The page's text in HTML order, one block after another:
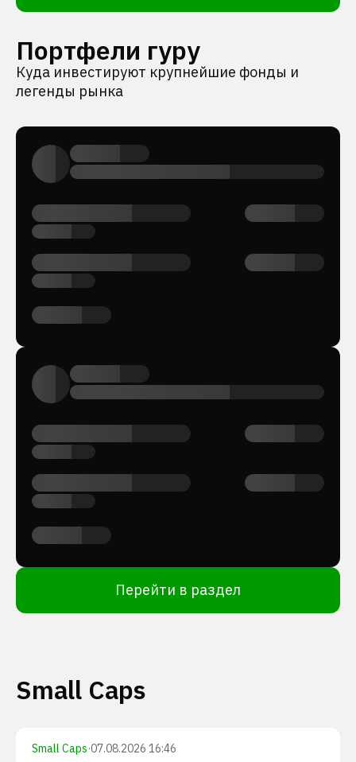
Портфели гуру
Куда инвестируют крупнейшие фонды и
легенды рынка
Перейти в раздел
Small Caps
Small Caps·07.08.2026 16:46